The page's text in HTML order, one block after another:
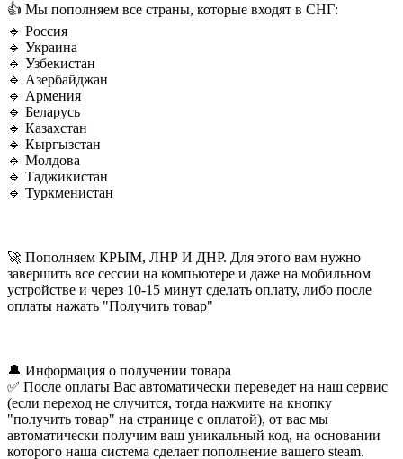
👍 Мы пополняем все страны, которые входят в СНГ:
🔹 Россия
🔹 Украина
🔹 Узбекистан
🔹 Азербайджан
🔹 Армения
🔹 Беларусь
🔹 Казахстан
🔹 Кыргызстан
🔹 Молдова
🔹 Таджикистан
🔹 Туркменистан
🚀 Пополняем КРЫМ, ЛНР И ДНР. Для этого вам нужно
завершить все сессии на компьютере и даже на мобильном
устройстве и через 10-15 минут сделать оплату, либо после
оплаты нажать "Получить товар"
🔔 Информация о получении товара
✅ После оплаты Вас автоматически переведет на наш сервис
(если переход не случится, тогда нажмите на кнопку
"получить товар" на странице с оплатой), от вас мы
автоматически получим ваш уникальный код, на основании
которого наша система сделает пополнение вашего steam.